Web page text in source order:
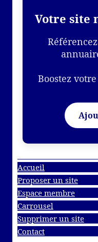
Votre site
Boostez
Accueil
Proposer un site
Espace membre
Carrousel
Supprimer un site
Contact